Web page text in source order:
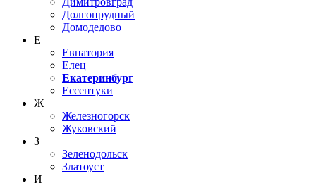
Долгопрудный
Домодедово
Е
Евпатория
Елец
Екатеринбург
Ессентуки
Ж
Железногорск
Жуковский
З
Зеленодольск
Златоуст
И